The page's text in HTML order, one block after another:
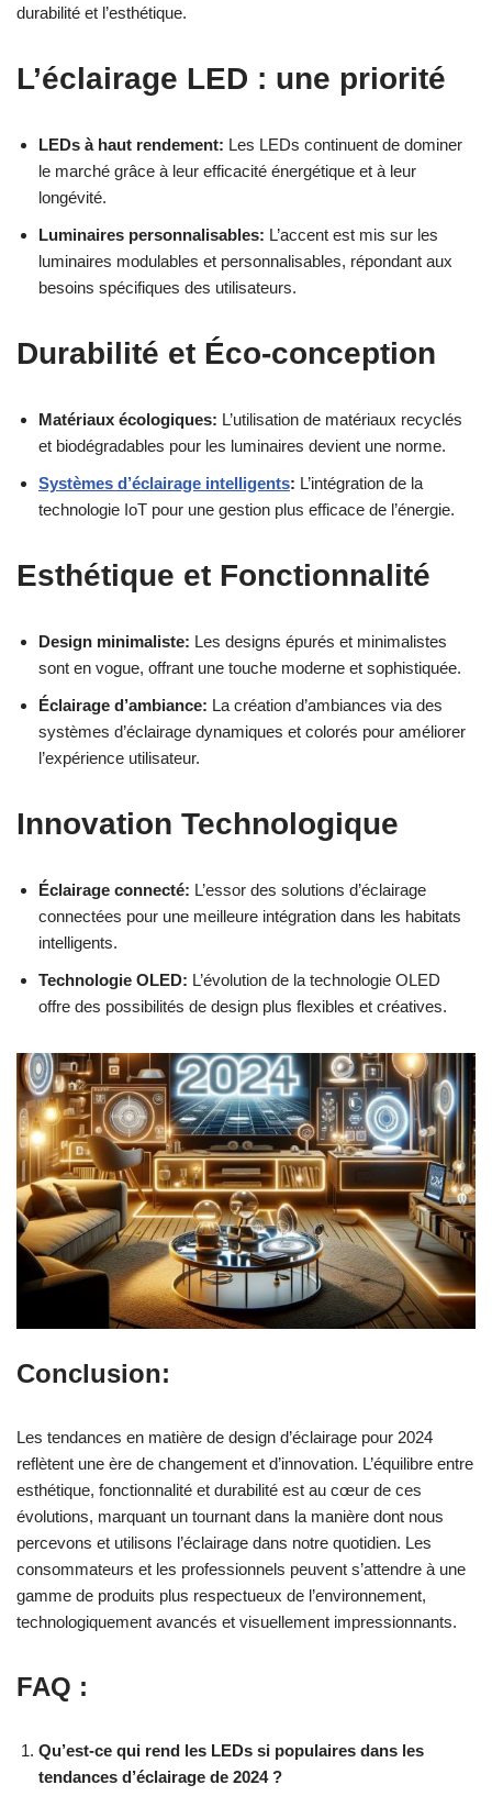
durabilité et l’esthétique.
L’éclairage LED : une priorité
LEDs à haut rendement: Les LEDs continuent de dominer
le marché grâce à leur efficacité énergétique et à leur
longévité.
Luminaires personnalisables: L’accent est mis sur les
luminaires modulables et personnalisables, répondant aux
besoins spécifiques des utilisateurs.
Durabilité et Éco-conception
Matériaux écologiques: L’utilisation de matériaux recyclés
et biodégradables pour les luminaires devient une norme.
Systèmes d’éclairage intelligents: L’intégration de la
technologie IoT pour une gestion plus efficace de l’énergie.
Esthétique et Fonctionnalité
Design minimaliste: Les designs épurés et minimalistes
sont en vogue, offrant une touche moderne et sophistiquée.
Éclairage d’ambiance: La création d’ambiances via des
systèmes d’éclairage dynamiques et colorés pour améliorer
l’expérience utilisateur.
Innovation Technologique
Éclairage connecté: L’essor des solutions d’éclairage
connectées pour une meilleure intégration dans les habitats
intelligents.
Technologie OLED: L’évolution de la technologie OLED
offre des possibilités de design plus flexibles et créatives.
Conclusion:
Les tendances en matière de design d’éclairage pour 2024
reflètent une ère de changement et d’innovation. L’équilibre entre
esthétique, fonctionnalité et durabilité est au cœur de ces
évolutions, marquant un tournant dans la manière dont nous
percevons et utilisons l’éclairage dans notre quotidien. Les
consommateurs et les professionnels peuvent s’attendre à une
gamme de produits plus respectueux de l’environnement,
technologiquement avancés et visuellement impressionnants.
FAQ :
Qu’est-ce qui rend les LEDs si populaires dans les
tendances d’éclairage de 2024 ?